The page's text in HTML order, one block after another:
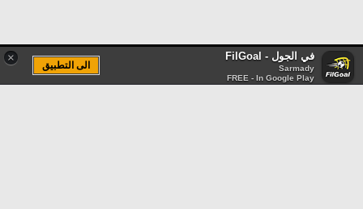
× في الجول - FilGoal
Sarmady
FREE - In Google Play
الى التطبيق